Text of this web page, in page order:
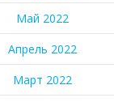
Май 2022
Апрель 2022
Март 2022